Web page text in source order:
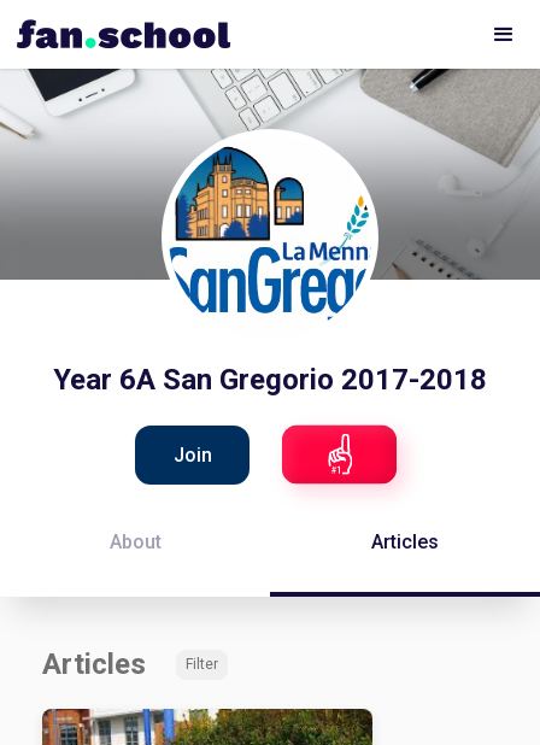
Year 6A San Gregorio 2017-2018
Join
About Articles
Articles Filter